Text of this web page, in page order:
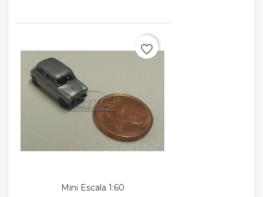
Mini Escala 1:60
favorite_border